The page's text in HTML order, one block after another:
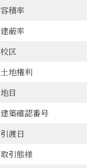
当社は、個人情報に関
【お問い合わせ窓口】
容積率
建蔽率
校区
土地権利
地目
建築確認番号
引渡日
取引態様